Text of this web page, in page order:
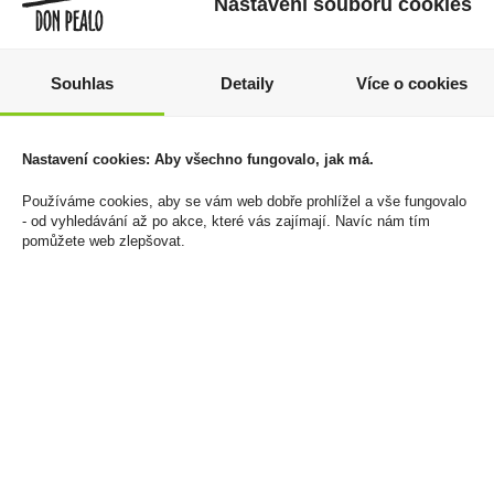
Holandské kakao 250g
134 Kč
Cena za:1 ks
Cena za:1 ks
Skladem: 5 - 50 ks
Nastavení souborů cookies
Souhlas Detaily Více o cookies
Nastavení cookies: Aby všechno fungovalo, jak má.
Používáme cookies, aby se vám web dobře prohlížel a vše fungovalo
- od vyhledávání až po akce, které vás zajímají. Navíc nám tím
pomůžete web zlepšovat.